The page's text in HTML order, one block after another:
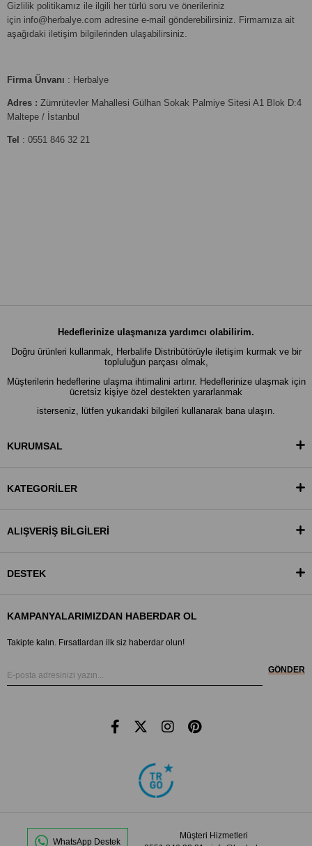
Gizlilik politikamız ile ilgili her türlü soru ve önerileriniz
için info@herbalye.com adresine e-mail gönderebilirsiniz. Firmamıza ait
aşağıdaki iletişim bilgilerinden ulaşabilirsiniz.
Firma Ünvanı : Herbalye
Adres : Zümrütevler Mahallesi Gülhan Sokak Palmiye Sitesi A1 Blok D:4
Maltepe / İstanbul
Tel : 0551 846 32 21
Hedeflerinize ulaşmanıza yardımcı olabilirim.
Doğru ürünleri kullanmak, Herbalife Distribütörüyle iletişim kurmak ve bir
topluluğun parçası olmak,
Müşterilerin hedeflerine ulaşma ihtimalini artırır. Hedeflerinize ulaşmak için
ücretsiz kişiye özel destekten yararlanmak
isterseniz, lütfen yukarıdaki bilgileri kullanarak bana ulaşın.
KURUMSAL
KATEGORİLER
ALIŞVERİŞ BİLGİLERİ
DESTEK
KAMPANYALARIMIZDAN HABERDAR OL
Takipte kalın. Fırsatlardan ilk siz haberdar olun!
GÖNDER
WhatsApp Destek
Müşteri Hizmetleri